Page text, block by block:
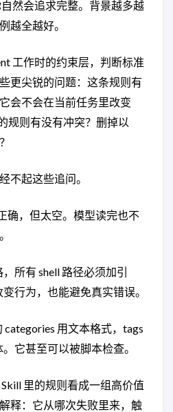
然会追求完整。背景越多越
越全越好。
工作时的约束层，判断标准
更尖锐的问题：这条规则有
会不会在当前任务里改变
规则有没有冲突？删掉以
不起这些追问。
确，但太空。模型读完也不
所有 shell 路径必须加引
行为，也能避免真实错误。
用文本格式，tags
它甚至可以被脚本检查。
里的规则看成一组高价值
释：它从哪次失败里来，触